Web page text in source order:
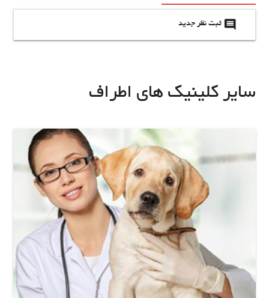
insert_comment ثبت نظر جدید
سایر کلینیک های اطراف